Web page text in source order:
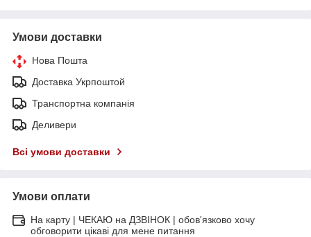
Умови доставки
Нова Пошта
Доставка Укрпоштой
Транспортна компанія
Деливери
Всі умови доставки
Умови оплати
На карту | ЧЕКАЮ на ДЗВІНОК | обов'язково хочу
обговорити цікаві для мене питання